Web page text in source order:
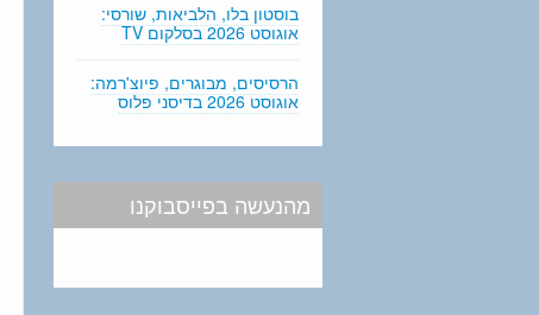
בוסטון בלו, הלביאות, שורסי:
אוגוסט 2026 בסלקום TV
הרסיסים, מבוגרים, פיוצ'רמה:
אוגוסט 2026 בדיסני פלוס
מהנעשה בפייסבוקנו